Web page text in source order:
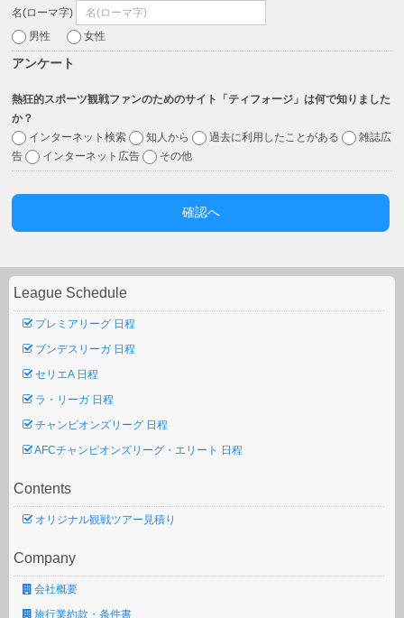
名(ローマ字)
男性
女性
アンケート
熱狂的スポーツ観戦ファンのためのサイト「ティフォージ」は何で知りました
か？
インターネット検索
知人から 過去に利用したことがある
雑誌広
告
インターネット広告 その他
League Schedule
プレミアリーグ 日程
ブンデスリーガ 日程
セリエA 日程
ラ・リーガ 日程
チャンピオンズリーグ 日程
AFCチャンピオンズリーグ・エリート 日程
Contents
オリジナル観戦ツアー見積り
Company
会社概要
旅行業約款・条件書